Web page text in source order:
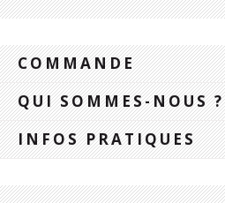
COMMANDE
QUI SOMMES-NOUS ?
INFOS PRATIQUES